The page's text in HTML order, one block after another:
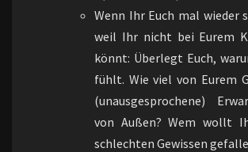
Wenn Ihr Euch mal wieder
weil Ihr nicht bei Eurem
könnt: Überlegt Euch,
fühlt. Wie viel von Eurem
(unausgesprochene)
von Außen? Wem wollt
schlechten Gewissen